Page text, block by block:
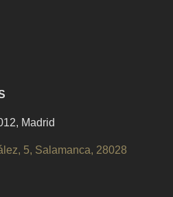
Madrid
5, Salamanca, 28028